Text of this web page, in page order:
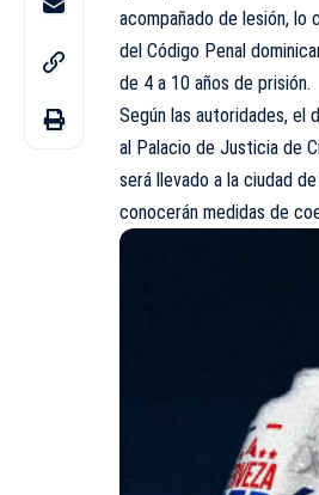
acompañado de lesión, lo
del Código Penal
de 4 a 10 años de prisión.
Según las autoridades,
al Palacio de Justicia de
será llevado a la ciudad
conocerán medidas de